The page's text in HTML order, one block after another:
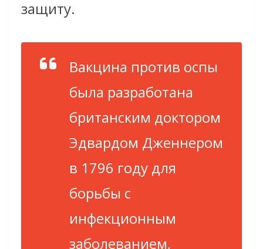
защиту.
Вакцина против оспы
была разработана
британским доктором
Эдвардом Дженнером
в 1796 году для
борьбы с
инфекционным
заболеванием,